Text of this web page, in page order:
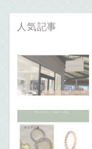
人気記事